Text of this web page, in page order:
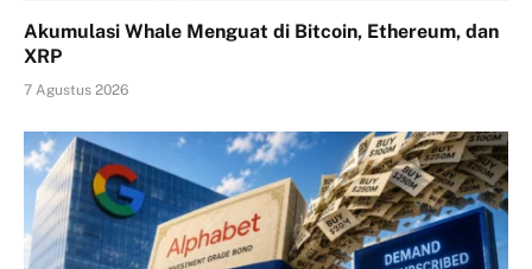
Akumulasi Whale Menguat di Bitcoin, Ethereum, dan
XRP
7 Agustus 2026